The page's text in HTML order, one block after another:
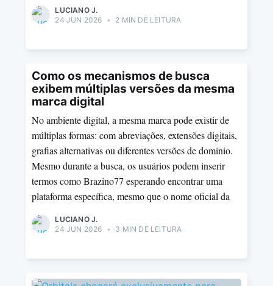
LUCIANO J.
24 JUN 2026 • 2 MIN DE LEITURA
Como os mecanismos de busca
exibem múltiplas versões da mesma
marca digital
No ambiente digital, a mesma marca pode existir de
múltiplas formas: com abreviações, extensões digitais,
grafias alternativas ou diferentes versões de domínio.
Mesmo durante a busca, os usuários podem inserir
termos como Brazino77 esperando encontrar uma
plataforma específica, mesmo que o nome oficial da
LUCIANO J.
24 JUN 2026 • 3 MIN DE LEITURA